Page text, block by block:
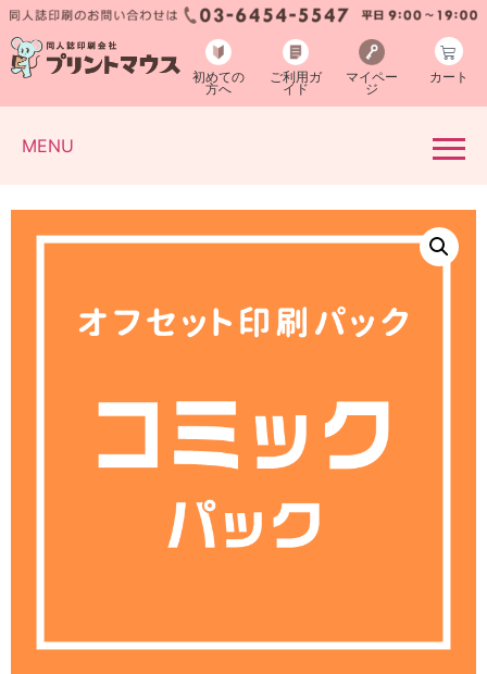
初めての
方へ
ご利用ガ
イド
マイペー
ジ
カート
MENU